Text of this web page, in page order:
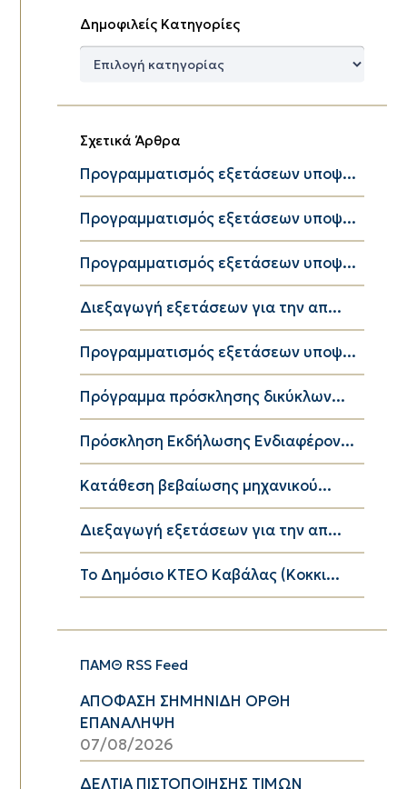
Δημοφιλείς Κατηγορίες
Δημοφιλείς
Σχετικά Άρθρα
Προγραμματισμός εξετάσεων υποψ...
Προγραμματισμός εξετάσεων υποψ...
Προγραμματισμός εξετάσεων υποψ...
Διεξαγωγή εξετάσεων για την απ...
Προγραμματισμός εξετάσεων υποψ...
Πρόγραμμα πρόσκλησης δικύκλων...
Πρόσκληση Εκδήλωσης Ενδιαφέρον...
Κατάθεση βεβαίωσης μηχανικού...
Διεξαγωγή εξετάσεων για την απ...
Το Δημόσιο ΚΤΕΟ Καβάλας (Κοκκι...
ΠΑΜΘ RSS Feed
ΑΠΟΦΑΣΗ ΣΗΜΗΝΙΔΗ ΟΡΘΗ
ΕΠΑΝΑΛΗΨΗ
07/08/2026
ΔΕΛΤΙΑ ΠΙΣΤΟΠΟΙΗΣΗΣ ΤΙΜΩΝ